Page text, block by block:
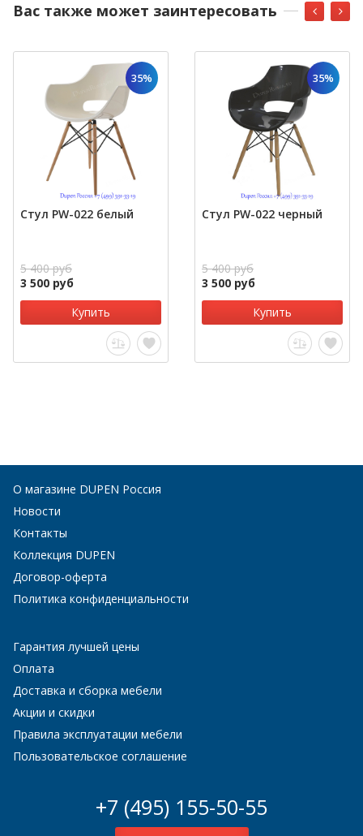
Вас также может заинтересовать
35%
Стул PW-022 белый
5 400 руб
3 500 руб
Купить
35%
Стул PW-022 черный
5 400 руб
3 500 руб
Купить
О магазине DUPEN Россия
Новости
Контакты
Коллекция DUPEN
Договор-оферта
Политика конфиденциальности
Гарантия лучшей цены
Оплата
Доставка и сборка мебели
Акции и скидки
Правила эксплуатации мебели
Пользовательское соглашение
+7 (495) 155-50-55